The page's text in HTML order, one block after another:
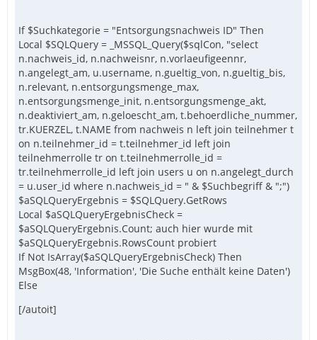
If $Suchkategorie = "Entsorgungsnachweis ID" Then
Local $SQLQuery = _MSSQL_Query($sqlCon, "select
n.nachweis_id, n.nachweisnr, n.vorlaeufigeennr,
n.angelegt_am, u.username, n.gueltig_von, n.gueltig_bis,
n.relevant, n.entsorgungsmenge_max,
n.entsorgungsmenge_init, n.entsorgungsmenge_akt,
n.deaktiviert_am, n.geloescht_am, t.behoerdliche_nummer,
tr.KUERZEL, t.NAME from nachweis n left join teilnehmer t
on n.teilnehmer_id = t.teilnehmer_id left join
teilnehmerrolle tr on t.teilnehmerrolle_id =
tr.teilnehmerrolle_id left join users u on n.angelegt_durch
= u.user_id where n.nachweis_id = " & $Suchbegriff & ";")
$aSQLQueryErgebnis = $SQLQuery.GetRows
Local $aSQLQueryErgebnisCheck =
$aSQLQueryErgebnis.Count; auch hier wurde mit
$aSQLQueryErgebnis.RowsCount probiert
If Not IsArray($aSQLQueryErgebnisCheck) Then
MsgBox(48, 'Information', 'Die Suche enthält keine Daten')
Else
[/autoit]